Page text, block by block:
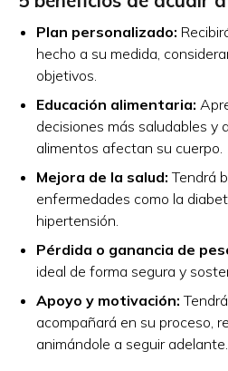
Plan personalizado:
hecho a su medida,
objetivos.
Educación alimentaria:
decisiones más saludables y
alimentos afectan su cuerpo.
Mejora de la salud: Tendrá
enfermedades como la
hipertensión.
Pérdida o ganancia de
ideal de forma segura y
Apoyo y motivación:
acompañará en su proceso,
animándole a seguir adelante.